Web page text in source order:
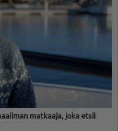
matkaaja, joka etsii